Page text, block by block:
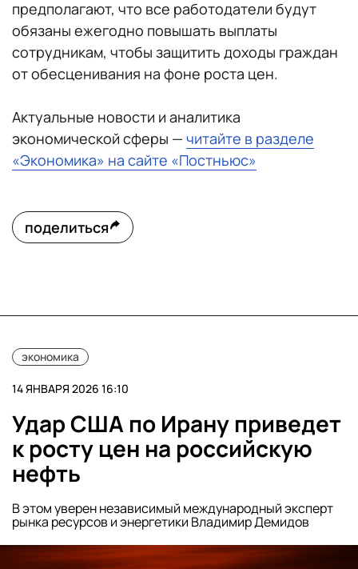
предполагают, что все работодатели будут
обязаны ежегодно повышать выплаты
сотрудникам, чтобы защитить доходы граждан
от обесценивания на фоне роста цен.
Актуальные новости и аналитика
экономической сферы — читайте в разделе
«Экономика» на сайте «Постньюс»
поделиться
экономика
14 ЯНВАРЯ 2026 16:10
Удар США по Ирану приведет
к росту цен на российскую
нефть
В этом уверен независимый международный эксперт
рынка ресурсов и энергетики Владимир Демидов